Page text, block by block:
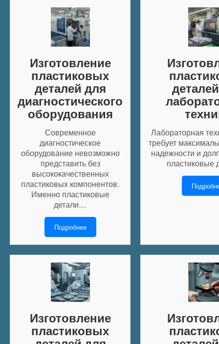
Изготовление
пластиковых
деталей для
диагностического
оборудования
Современное
диагностическое
оборудование невозможно
представить без
высококачественных
пластиковых компонентов.
Именно пластиковые
детали…
Подробнее
Лабораторная
требует
надежности и
пластиковые
Изготовление
пластиковых